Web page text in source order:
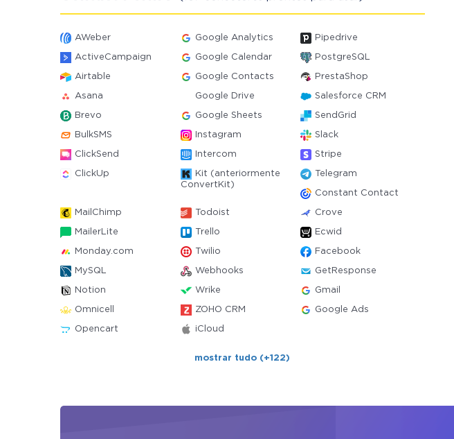
AWeber Google Analytics Pipedrive
ActiveCampaign Google Calendar PostgreSQL
Airtable Google Contacts PrestaShop
Asana Google Drive Salesforce CRM
Brevo Google Sheets SendGrid
BulkSMS Instagram Slack
ClickSend Intercom Stripe
ClickUp
Kit (anteriormente
ConvertKit)
Telegram
Constant Contact
MailChimp Todoist Crove
MailerLite Trello Ecwid
Monday.com Twilio Facebook
MySQL Webhooks GetResponse
Notion Wrike Gmail
Omnicell ZOHO CRM Google Ads
Opencart iCloud
mostrar tudo (+122)